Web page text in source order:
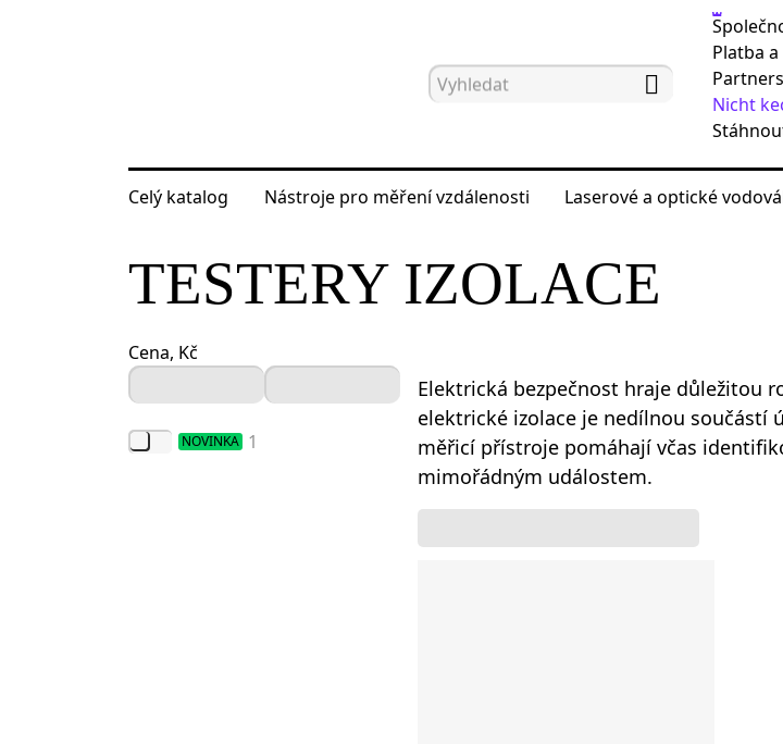
Platba
Nicht
Celý katalog Nástroje pro měření vzdálenosti Laserové a optické
Hlavní strana Katalog Elektrické měřicí přístroje Testery izolace
TESTERY IZOLACE
Cena, Kč
NOVINKA 1
Elektrická bezpečnost hraje důležitou
elektrické izolace je nedílnou součástí
měřicí přístroje pomáhají včas
mimořádným událostem.